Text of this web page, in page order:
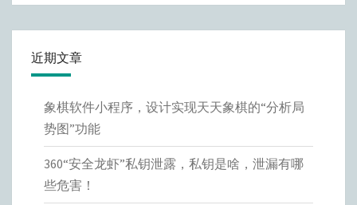
近期文章
象棋软件小程序，设计实现天天象棋的“分析局
势图”功能
360“安全龙虾”私钥泄露，私钥是啥，泄漏有哪
些危害！